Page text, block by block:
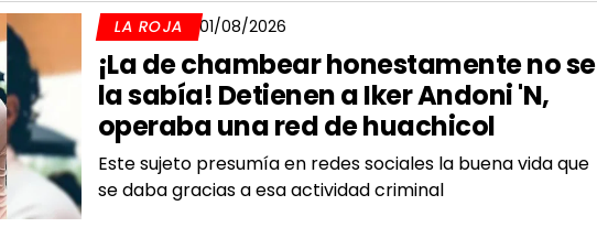
LA ROJA 01/08/2026
¡La de chambear honestamente no se
la sabía! Detienen a Iker Andoni 'N,
operaba una red de huachicol
Este sujeto presumía en redes sociales la buena vida que
se daba gracias a esa actividad criminal